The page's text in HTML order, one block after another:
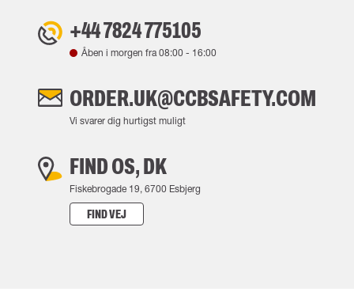
+44 7824 775105
Åben i morgen fra08:00 - 16:00
ORDER.UK@CCBSAFETY.COM
Vi svarer dig hurtigst muligt
FIND OS, DK
Fiskebrogade 19, 6700 Esbjerg
FIND VEJ